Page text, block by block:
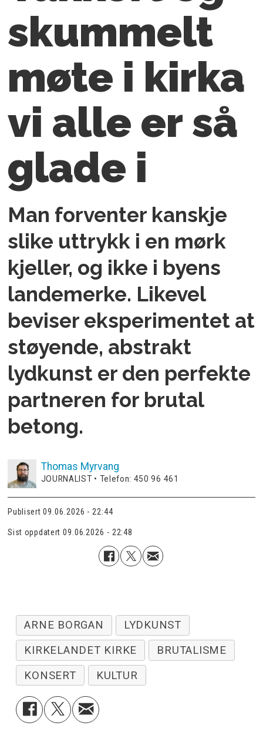
skummelt
møte i kirka
vi alle er så
glade i
Man forventer kanskje
slike uttrykk i en mørk
kjeller, og ikke i byens
landemerke. Likevel
beviser eksperimentet at
støyende, abstrakt
lydkunst er den perfekte
partneren for brutal
betong.
Thomas Myrvang
JOURNALIST • Telefon: 450 96 461
Publisert 09.06.2026 - 22:44
Sist oppdatert 09.06.2026 - 22:48
ARNE BORGAN
LYDKUNST
KIRKELANDET KIRKE
BRUTALISME
KONSERT
KULTUR